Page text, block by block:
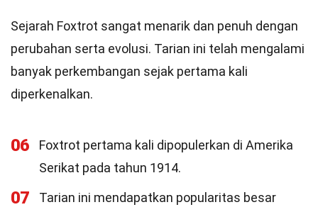
Sejarah Foxtrot sangat menarik dan penuh dengan
perubahan serta evolusi. Tarian ini telah mengalami
banyak perkembangan sejak pertama kali
diperkenalkan.
06
Foxtrot pertama kali dipopulerkan di Amerika
Serikat pada tahun 1914.
07
Tarian ini mendapatkan popularitas besar